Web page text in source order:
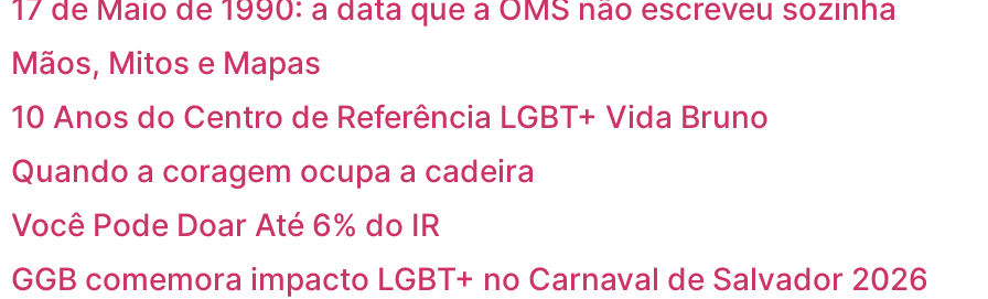
17 de Maio de 1990: a data que a OMS não escreveu sozinha
Mãos, Mitos e Mapas
10 Anos do Centro de Referência LGBT+ Vida Bruno
Quando a coragem ocupa a cadeira
Você Pode Doar Até 6% do IR
GGB comemora impacto LGBT+ no Carnaval de Salvador 2026